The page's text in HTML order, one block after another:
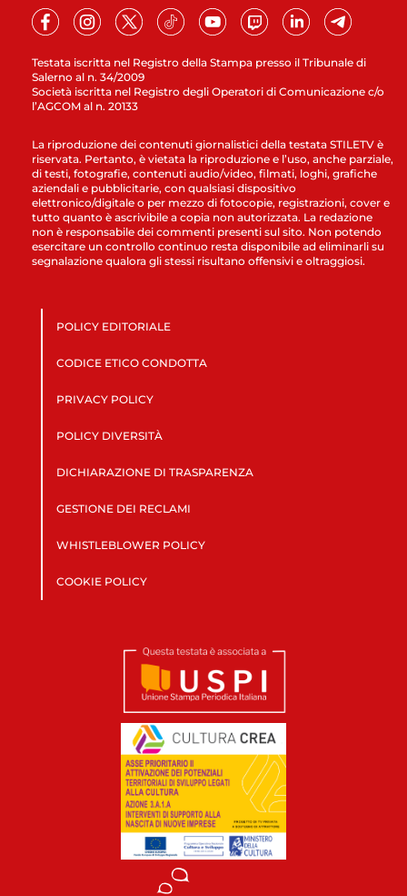
Testata iscritta nel Registro della Stampa presso il Tribunale di
Salerno al n. 34/2009
Società iscritta nel Registro degli Operatori di Comunicazione c/o
l’AGCOM al n. 20133
La riproduzione dei contenuti giornalistici della testata STILETV è
riservata. Pertanto, è vietata la riproduzione e l’uso, anche parziale,
di testi, fotografie, contenuti audio/video, filmati, loghi, grafiche
aziendali e pubblicitarie, con qualsiasi dispositivo
elettronico/digitale o per mezzo di fotocopie, registrazioni, cover e
tutto quanto è ascrivibile a copia non autorizzata. La redazione
non è responsabile dei commenti presenti sul sito. Non potendo
esercitare un controllo continuo resta disponibile ad eliminarli su
segnalazione qualora gli stessi risultano offensivi e oltraggiosi.
POLICY EDITORIALE
CODICE ETICO CONDOTTA
PRIVACY POLICY
POLICY DIVERSITÀ
DICHIARAZIONE DI TRASPARENZA
GESTIONE DEI RECLAMI
WHISTLEBLOWER POLICY
COOKIE POLICY